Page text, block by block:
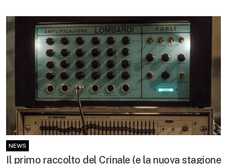
NEWS
Il primo raccolto del Crinale (e la nuova stagione